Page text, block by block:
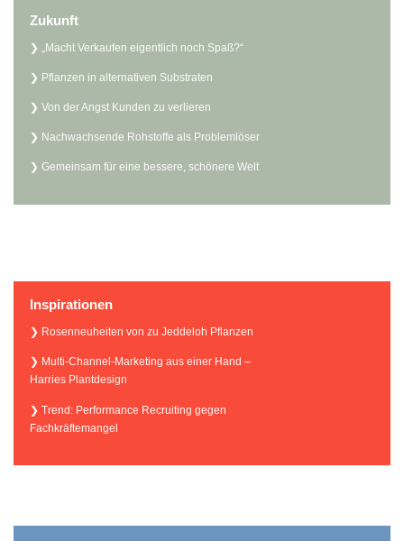
Zukunft
„Macht Verkaufen eigentlich noch Spaß?“
Pflanzen in alternativen Substraten
Von der Angst Kunden zu verlieren
Nachwachsende Rohstoffe als Problemlöser
Gemeinsam für eine bessere, schönere Welt
Inspirationen
Rosenneuheiten von zu Jeddeloh Pflanzen
Multi-Channel-Marketing aus einer Hand –
Harries Plantdesign
Trend: Performance Recruiting gegen
Fachkräftemangel